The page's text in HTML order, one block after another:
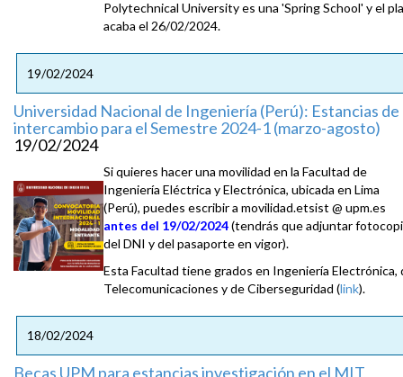
Polytechnical University es una 'Spring School' y el
acaba el 26/02/2024.
19/02/2024
Universidad Nacional de Ingeniería (Perú): Estancias de
intercambio para el Semestre 2024-1 (marzo-agosto)
19/02/2024
Si quieres hacer una movilidad en la Facultad de
Ingeniería Eléctrica y Electrónica, ubicada en Lima
(Perú), puedes escribir a movilidad.etsist @ upm.es
antes del 19/02/2024(tendrás que adjuntar
del DNI y del pasaporte en vigor).
Esta Facultad tiene grados en Ingeniería Electrónica,
Telecomunicaciones y de Ciberseguridad (link).
18/02/2024
Becas UPM para estancias investigación en el MIT,